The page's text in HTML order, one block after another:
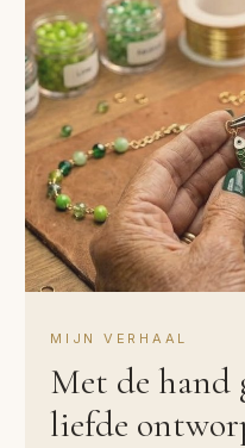
MIJN VERHAAL
Met de hand
liefde